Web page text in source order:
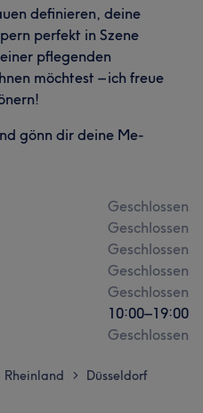
definieren, deine
perfekt in Szene
pflegenden
möchtest – ich freue
gönn dir deine Me-
Geschlossen
Geschlossen
Geschlossen
Geschlossen
Geschlossen
10:00–19:00
Geschlossen
Rheinland > Düsseldorf